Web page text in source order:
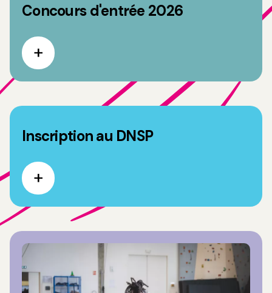
Concours d'entrée 2026
Inscription au DNSP